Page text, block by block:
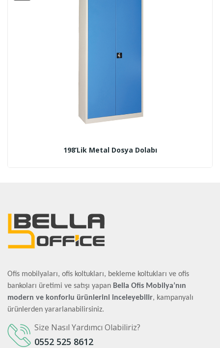
198’lik Metal Dosya Dolabı
Ofis mobilyaları, ofis koltukları, bekleme koltukları ve ofis
bankoları üretimi ve satışı yapan Bella Ofis Mobilya’nın
modern ve konforlu ürünlerini inceleyebilir, kampanyalı
ürünlerden yararlanabilirsiniz.
Size Nasıl Yardımcı Olabiliriz?
0552 525 8612